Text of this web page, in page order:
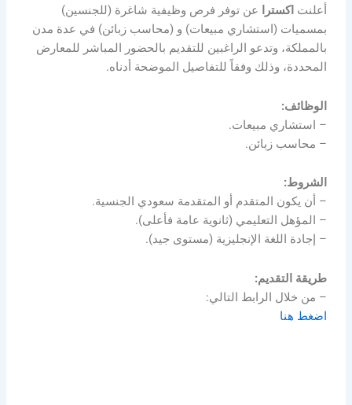
أعلنت اكسترا
عن توفر فرص وظيفية شاغرة (للجنسين)
بمسميات (استشاري مبيعات) و (محاسب زبائن) في عدة مدن
بالمملكة، وتدعو الراغبين للتقديم بالحضور المباشر للمعارض
المحددة، وذلك وفقاً للتفاصيل الموضحة أدناه.
الوظائف:
– استشاري مبيعات.
– محاسب زبائن.
الشروط:
– أن يكون المتقدم أو المتقدمة سعودي الجنسية.
– المؤهل التعليمي (ثانوية عامة فأعلى).
– إجادة اللغة الإنجليزية (مستوى جيد).
طريقة التقديم:
– من خلال الرابط التالي:
اضغط هنا